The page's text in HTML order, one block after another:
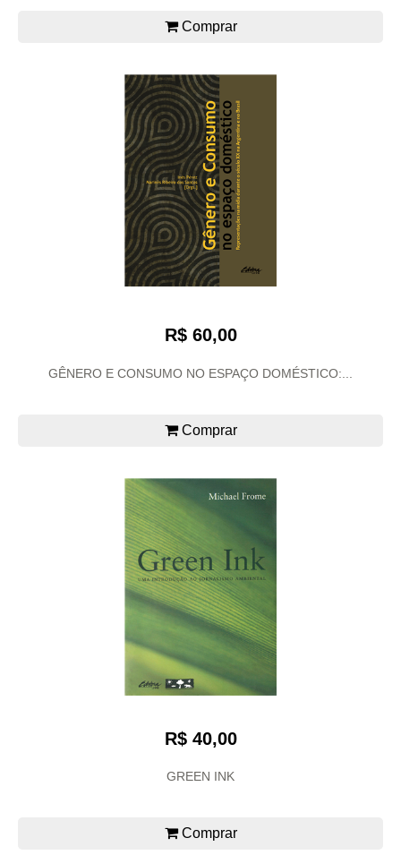
Comprar
R$ 60,00
GÊNERO E CONSUMO NO ESPAÇO DOMÉSTICO:...
Comprar
R$ 40,00
GREEN INK
Comprar